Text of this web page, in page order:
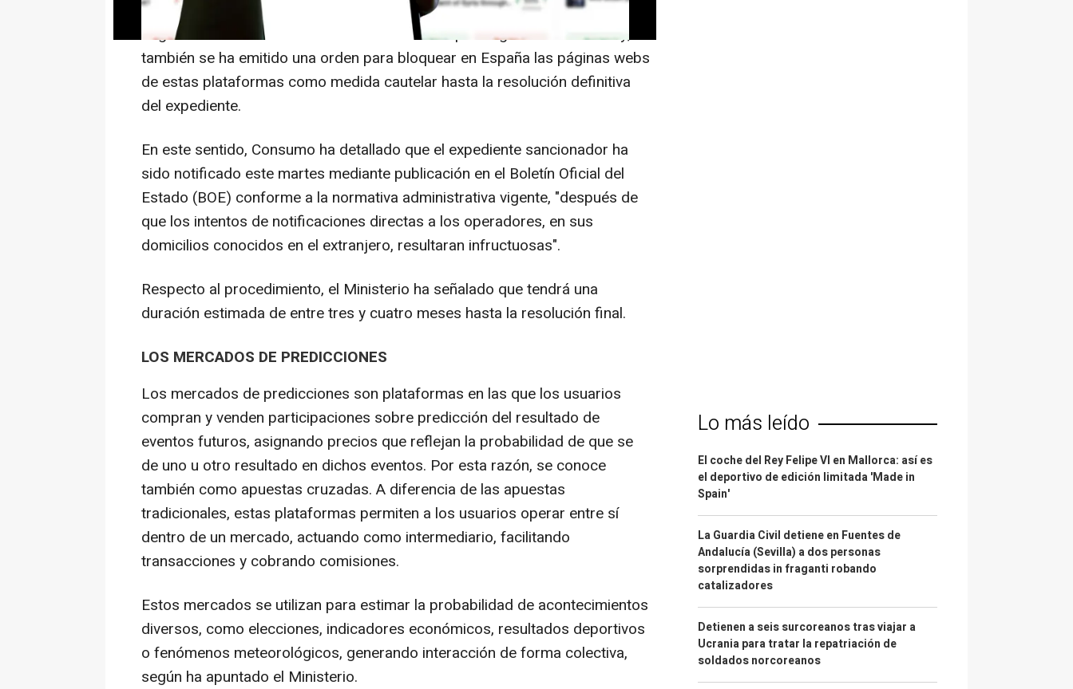
Según ha informado este martes el Ministerio que dirige Pablo Bustinduy,
también se ha emitido una orden para bloquear en España las páginas webs
de estas plataformas como medida cautelar hasta la resolución definitiva
del expediente.
En este sentido, Consumo ha detallado que el expediente sancionador ha
sido notificado este martes mediante publicación en el Boletín Oficial del
Estado (BOE) conforme a la normativa administrativa vigente, "después de
que los intentos de notificaciones directas a los operadores, en sus
domicilios conocidos en el extranjero, resultaran infructuosas".
Respecto al procedimiento, el Ministerio ha señalado que tendrá una
duración estimada de entre tres y cuatro meses hasta la resolución final.
LOS MERCADOS DE PREDICCIONES
Los mercados de predicciones son plataformas en las que los usuarios
compran y venden participaciones sobre predicción del resultado de
eventos futuros, asignando precios que reflejan la probabilidad de que se
de uno u otro resultado en dichos eventos. Por esta razón, se conoce
también como apuestas cruzadas. A diferencia de las apuestas
tradicionales, estas plataformas permiten a los usuarios operar entre sí
dentro de un mercado, actuando como intermediario, facilitando
transacciones y cobrando comisiones.
Estos mercados se utilizan para estimar la probabilidad de acontecimientos
diversos, como elecciones, indicadores económicos, resultados deportivos
o fenómenos meteorológicos, generando interacción de forma colectiva,
según ha apuntado el Ministerio.
Lo más leído
El coche del Rey Felipe VI en Mallorca: así es
el deportivo de edición limitada 'Made in
Spain'
La Guardia Civil detiene en Fuentes de
Andalucía (Sevilla) a dos personas
sorprendidas in fraganti robando
catalizadores
Detienen a seis surcoreanos tras viajar a
Ucrania para tratar la repatriación de
soldados norcoreanos